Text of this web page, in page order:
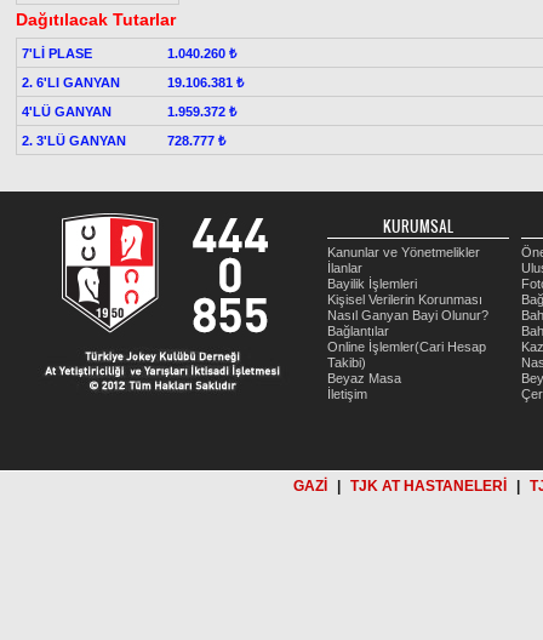
Dağıtılacak Tutarlar
7'Lİ PLASE
1.040.260 ₺
2. 6'LI GANYAN
19.106.381 ₺
4'LÜ GANYAN
1.959.372 ₺
2. 3'LÜ GANYAN
728.777 ₺
KURUMSAL
Kanunlar ve Yönetmelikler
İlanlar
Bayilik İşlemleri
Kişisel Verilerin Korunması
Nasıl Ganyan Bayi Olunur?
Bağlantılar
Online İşlemler(Cari Hesap
Takibi)
Beyaz Masa
İletişim
GAZİ TJK AT HASTANELERİ